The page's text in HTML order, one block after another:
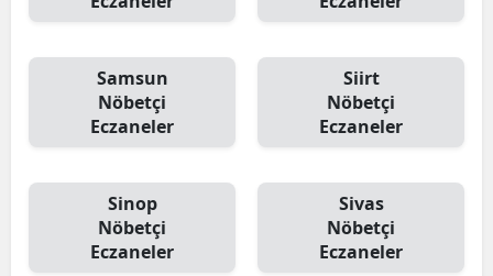
Samsun
Nöbetçi
Eczaneler
Siirt
Nöbetçi
Eczaneler
Sinop
Nöbetçi
Eczaneler
Sivas
Nöbetçi
Eczaneler